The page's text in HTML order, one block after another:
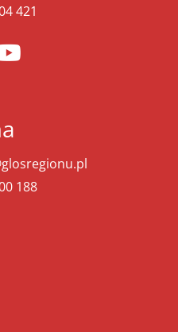
421
188